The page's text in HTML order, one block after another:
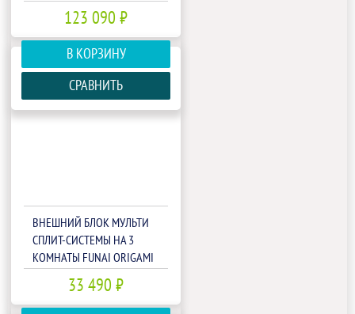
FREE MATCH RAM-I-
3KG70HP.01/U
123 090 ₽
В КОРЗИНУ
СРАВНИТЬ
ВНЕШНИЙ БЛОК МУЛЬТИ
СПЛИТ-СИСТЕМЫ НА 3
КОМНАТЫ FUNAI ORIGAMI
3OK60HP.01/U33 490 ₽